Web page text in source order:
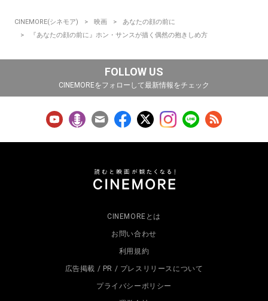
CINEMORE(シネモア) 映画
あなたの顔の前に
『あなたの顔の前に』ホン・サンスが描く偶然の抱きしめ方
FOLLOW US
CINEMOREをフォローして最新情報をチェック
CINEMOREとは
お問い合わせ
利用規約
広告掲載 / PR / プレスリリースについて
プライバシーポリシー